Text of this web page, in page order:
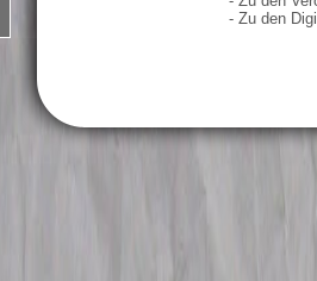
- Zu den